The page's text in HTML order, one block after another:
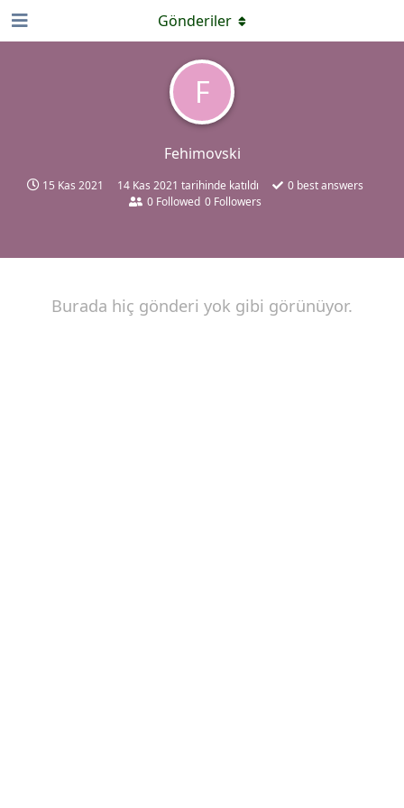
F
Fehimovski
15 Kas 2021 14 Kas 2021 tarihinde katıldı 0 best answers
0 Followed 0 Followers
Gönderiler
Burada hiç gönderi yok gibi görünüyor.